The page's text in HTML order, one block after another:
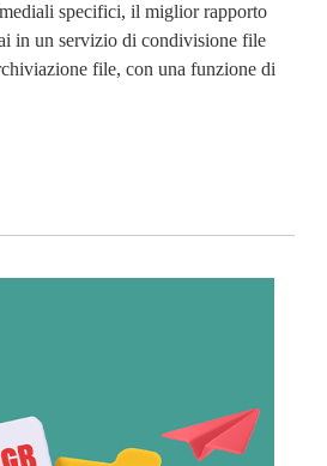
specifici, il miglior rapporto
in un servizio di condivisione file
file, con una funzione di